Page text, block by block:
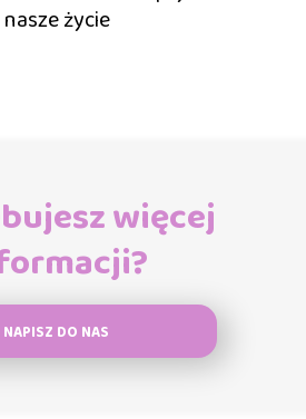
nasze życie
więcej
NAPISZ DO NAS